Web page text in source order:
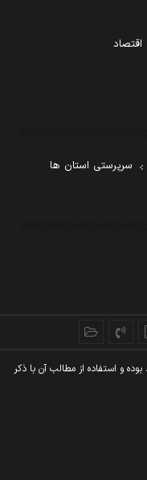
سرپرستی استان ها
و استفاده از مطالب آن با ذکر